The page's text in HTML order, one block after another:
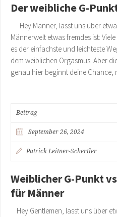
Der weibliche G-
Hey Männer, lasst uns über
Männerwelt etwas fremdes ist:
es der einfachste und leichteste
dem weiblichen Orgasmus. Aber
genau hier beginnt deine Chance,
Beitrag
September 26, 2024
Patrick Leitner-Schertler
Weiblicher G-Punkt
für Männer
Hey Gentlemen, lasst uns über